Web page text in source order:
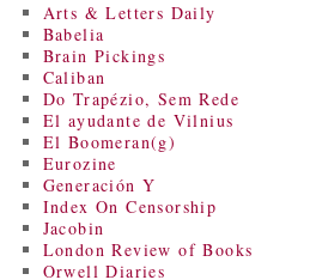
Arts & Letters Daily
Babelia
Brain Pickings
Caliban
Do Trapézio, Sem Rede
El ayudante de Vilnius
El Boomeran(g)
Eurozine
Generación Y
Index On Censorship
Jacobin
London Review of Books
Orwell Diaries